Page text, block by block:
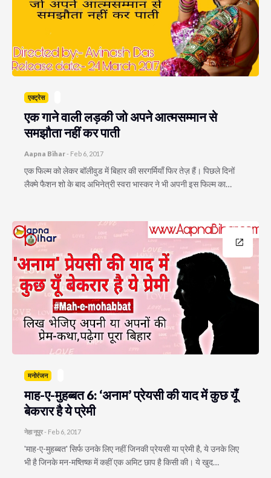
एक्ट्रेस
एक गाने वाली लड़की जो अपने आत्मसम्मान से
समझौता नहीं कर पाती
Aapna Bihar- Feb 6, 2017
एक फिल्म को लेकर बॉलीवुड में बिहार की सरगर्मियाँ फिर तेज़ हैं। पिछले दिनों
लैक्मे फैशन शो के बाद अभिनेत्री स्वरा भास्कर ने भी अपनी इस फिल्म का…
मनोरंजन
माह-ए-मुहब्बत 6: ‘अनाम’ प्रेयसी की याद में कुछ यूँ
बेकरार है ये प्रेमी
नेहा नूपुर- Feb 6, 2017
'माह-ए-मुहब्बत' सिर्फ उनके लिए नहीं जिनकी प्रेयसी या प्रेमी है, ये उनके लिए
भी है जिनके मन-मष्तिष्क में कहीं एक अमिट छाप है किसी की। ये खुद…